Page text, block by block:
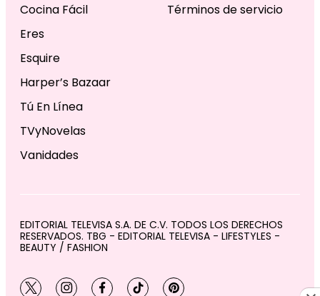
Cocina Fácil
Eres
Esquire
Harper’s Bazaar
Tú En Línea
TVyNovelas
Vanidades
Términos de servicio
EDITORIAL TELEVISA S.A. DE C.V. TODOS LOS DERECHOS
RESERVADOS. TBG - EDITORIAL TELEVISA - LIFESTYLES -
BEAUTY / FASHION